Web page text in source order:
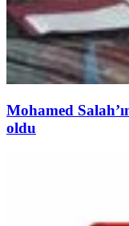
Mohamed
oldu